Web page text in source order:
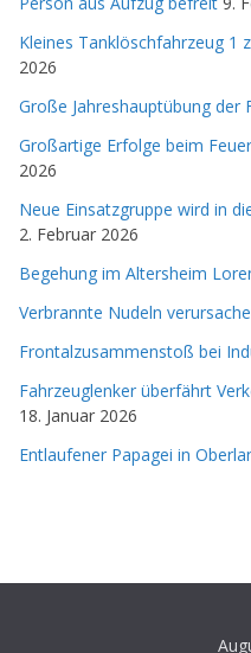
Kleines Tanklöschfahrzeug 1
2026
Große Jahreshauptübung der
Großartige Erfolge beim
2026
Neue Einsatzgruppe wird in
2. Februar 2026
Begehung im Altersheim
Verbrannte Nudeln
Frontalzusammenstoß bei
Fahrzeuglenker überfährt
18. Januar 2026
Entlaufener Papagei in